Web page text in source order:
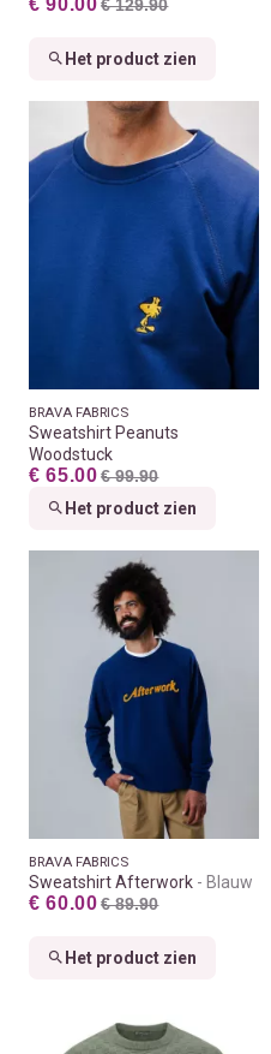
€ 90.00 € 129.90
Het product zien
BRAVA FABRICS
Sweatshirt Peanuts
Woodstuck
€ 65.00 € 99.90
Het product zien
BRAVA FABRICS
Sweatshirt Afterwork Blauw
€ 60.00 € 89.90
Het product zien